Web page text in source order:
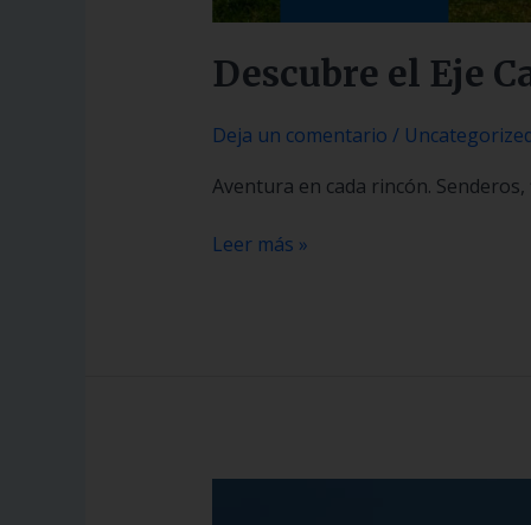
Descubre el Eje
Deja un comentario /
Aventura en cada rincón.
Leer más »